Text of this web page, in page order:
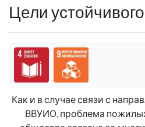
Цели
Цель 4:
Как и в случае связи с
ВВУИО, проблема